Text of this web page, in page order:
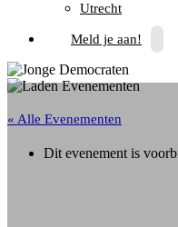
Utrecht
Meld je aan!
« Alle Evenementen
Dit evenement is